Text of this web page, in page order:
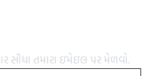
સીધા તમારા ઇમેઇલ પર મેળવો.